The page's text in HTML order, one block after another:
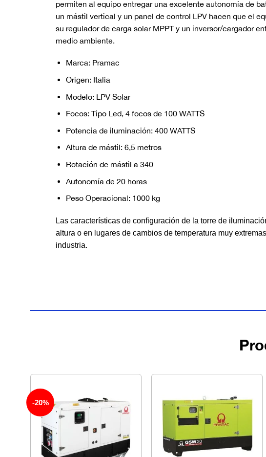
permiten al equipo entregar una excelente autonomía de
un mástil vertical y un panel de control LPV hacen que el
su regulador de carga solar MPPT y un inversor/cargador
medio ambiente.
Marca: Pramac
Origen: Italia
Modelo: LPV Solar
Focos: Tipo Led, 4 focos de 100 WATTS
Potencia de iluminación: 400 WATTS
Altura de mástil: 6,5 metros
Rotación de mástil a 340
Autonomía de 20 horas
Peso Operacional: 1000 kg
Las características de configuración de la torre de
altura o en lugares de cambios de temperatura muy
industria.
-20%